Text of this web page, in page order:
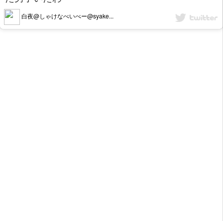
白夜@しゃけなべいべー@syake...